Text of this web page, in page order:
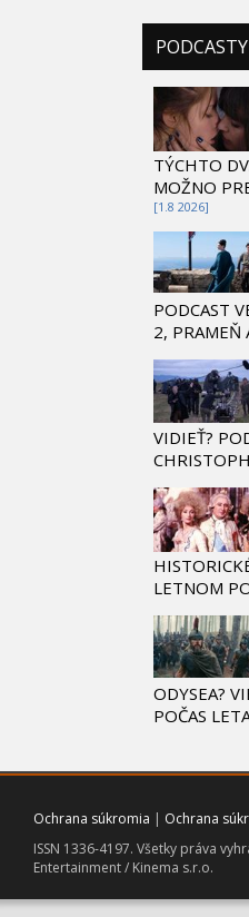
PODCASTY
TÝCHTO
MOŽNO
[1.8 2026]
PODCAST
2, PRAMEŇ
VIDIEŤ?
LETNOM
ODYSEA?
POČAS
Ochrana súkromia | Ochrana
ISSN 1336-4197. Všetky práva
Entertainment / Kinema s.r.o.